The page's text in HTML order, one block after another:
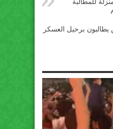
للمطالبة
برحيل العسكر